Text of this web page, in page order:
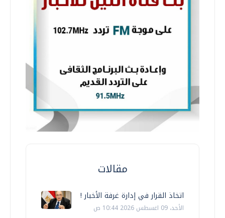
مقالات
اتخاذ القرار في إدارة غرفة الأخبار !
الأحد، 09 اغسطس 2026 10:44 ص